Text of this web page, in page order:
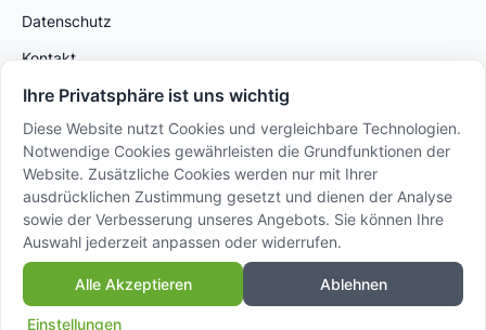
Datenschutz
Kontakt
© 2025 AVANSA International GmbH – Powered by
Sidora AG
Ihre Privatsphäre ist uns wichtig
Diese Website nutzt Cookies und vergleichbare Technologien.
Notwendige Cookies gewährleisten die Grundfunktionen der
Website. Zusätzliche Cookies werden nur mit Ihrer
ausdrücklichen Zustimmung gesetzt und dienen der Analyse
sowie der Verbesserung unseres Angebots. Sie können Ihre
Auswahl jederzeit anpassen oder widerrufen.
Alle Akzeptieren Ablehnen
Einstellungen